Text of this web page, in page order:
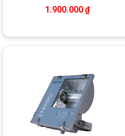
điện rất thấp.
tia UV hay hồng ngoại, hoàn
phẩm giúp giảm được chi
ỨNG DỤNG ĐA DẠNG
1.900.000₫